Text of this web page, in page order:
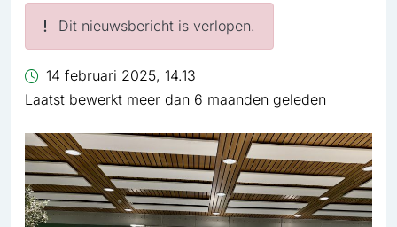
Dit nieuwsbericht is verlopen.
14 februari 2025, 14.13
Laatst bewerkt meer dan 6 maanden geleden